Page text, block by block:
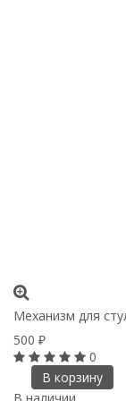
Механизм для
500 ₽
0
В корзину
В наличии